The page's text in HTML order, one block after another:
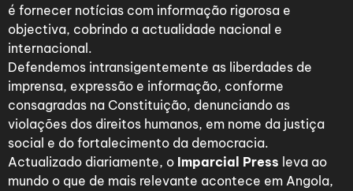
é fornecer notícias com informação rigorosa e
objectiva, cobrindo a actualidade nacional e
internacional.
Defendemos intransigentemente as liberdades de
imprensa, expressão e informação, conforme
consagradas na Constituição, denunciando as
violações dos direitos humanos, em nome da justiça
social e do fortalecimento da democracia.
Actualizado diariamente, o Imparcial Press leva ao
mundo o que de mais relevante acontece em Angola,